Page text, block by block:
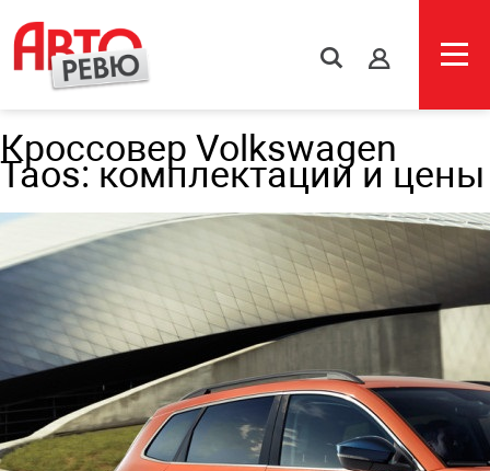
s
Кроссовер Volkswagen
Taos: комплектации и цены